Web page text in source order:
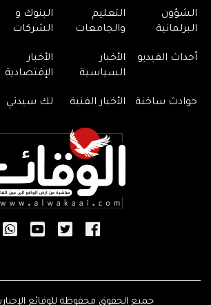
الشؤون
البرلمانية
التعليم
والجامعات
البنوك و
الشركات
أحداث الفيديو
الأخبار
السياسية
الأخبار
الإقتصادية
حوادث ساخنة الأخبار الفنية لك سيدتي
جميع الحقوق محفوظة للوقائع الإخبارية ©